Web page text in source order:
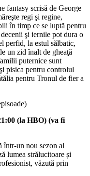
fantasy scrisă de George
regi şi regine,
în timp ce se luptă pentru
şi iernile pot dura o
perfid, la estul sălbatic,
un zid înalt de gheaţă
puternice sunt
pisica pentru controlul
pentru Tronul de fier a
(la HBO) (va fi
într-un nou sezon al
lumea strălucitoare și
văzută prin